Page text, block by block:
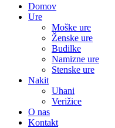
Domov
Ure
Moške ure
Ženske ure
Budilke
Namizne ure
Stenske ure
Nakit
Uhani
Verižice
O nas
Kontakt